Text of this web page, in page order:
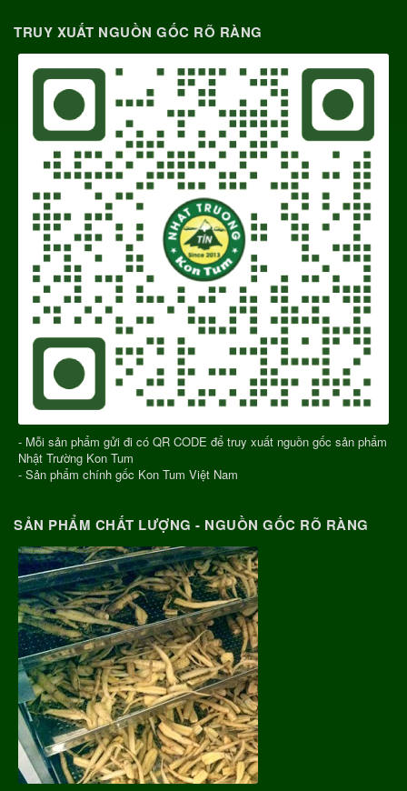
TRUY XUẤT NGUỒN GỐC RÕ RÀNG
- Mỗi sản phẩm gửi đi có QR CODE để truy xuất nguồn gốc sản phẩm
Nhật Trường Kon Tum
- Sản phẩm chính gốc Kon Tum Việt Nam
SẢN PHẨM CHẤT LƯỢNG - NGUỒN GỐC RÕ RÀNG